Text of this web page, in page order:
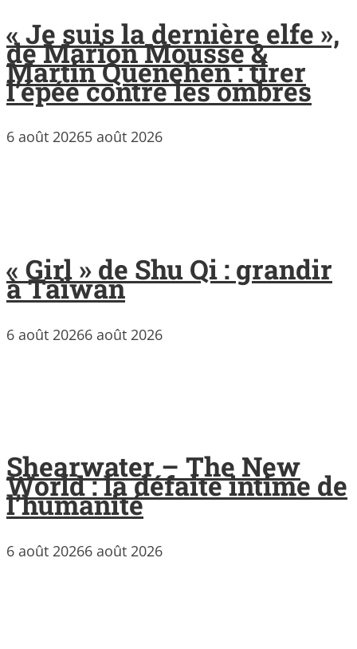
« Je suis la dernière elfe »,
de Marion Mousse &
Martin Quenehen : tirer
l’épée contre les ombres
6 août 20265 août 2026
« Girl » de Shu Qi : grandir
à Taïwan
6 août 20266 août 2026
Shearwater – The New
World : la défaite intime de
l’humanité
6 août 20266 août 2026